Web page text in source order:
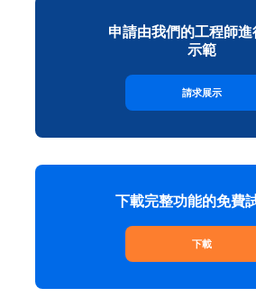
申請由我們的工程師
示範
請求展示
下載完整功能的免費
下載